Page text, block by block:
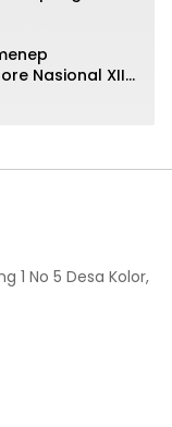
Nasional XII
1 No 5 Desa Kolor,